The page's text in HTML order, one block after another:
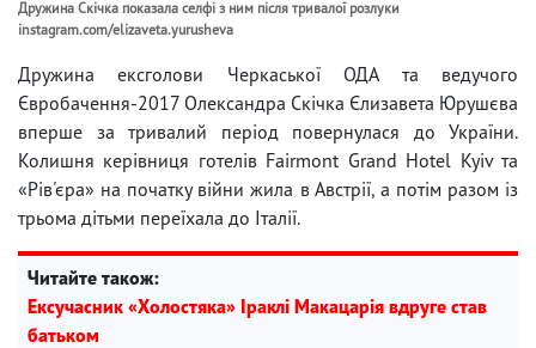
Дружина Скічка показала селфі з ним після тривалої розлуки
instagram.com/elizaveta.yurusheva
Дружина ексголови Черкаської ОДА та ведучого
Євробачення-2017 Олександра Скічка Єлизавета Юрушєва
вперше за тривалий період повернулася до України.
Колишня керівниця готелів Fairmont Grand Hotel Kyiv та
«Рів'єра» на початку війни жила в Австрії, а потім разом із
трьома дітьми переїхала до Італії.
Читайте також:
Ексучасник «Холостяка» Іраклі Макацарія вдруге став
батьком